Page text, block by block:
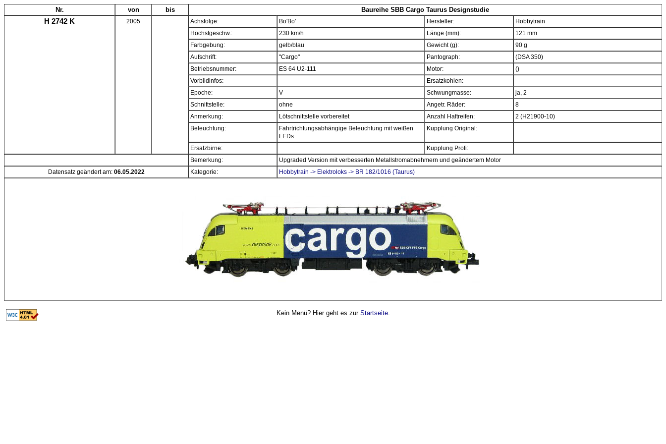
Nr. von bis Baureihe SBB Cargo Taurus Designstudie
H 2742 K 2005 Achsfolge: Bo'Bo' Hersteller:
Hobbytrain
Höchstgeschw.:
230 km/h Länge (mm):
121 mm
Farbgebung:
gelb/blau Gewicht (g):
90 g
Aufschrift:
"Cargo" Pantograph:
(DSA 350)
Betriebsnummer:
ES 64 U2-111 Motor:
()
Vorbildinfos:
Ersatzkohlen:
Epoche:
V Schwungmasse:
ja, 2
Schnittstelle:
ohne Angetr. Räder:
8
Anmerkung:
Lötschnittstelle vorbereitet Anzahl Haftreifen:
2 (H21900-10)
Beleuchtung:
Fahrtrichtungsabhängige Beleuchtung mit weißen
LEDs
Kupplung Original:
Ersatzbirne:
Kupplung Profi:
Bemerkung:
Upgraded Version mit verbesserten Metallstromabnehmern und geändertem Motor
Datensatz geändert am: 06.05.2022 Kategorie: Hobbytrain -> Elektroloks -> BR 182/1016 (Taurus)
Kein Menü? Hier geht es zur Startseite.